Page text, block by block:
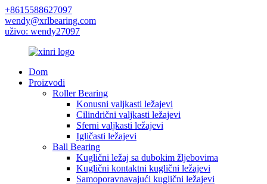
+8615588627097
wendy@xrlbearing.com
uživo: wendy27097
Dom
Proizvodi
Roller Bearing
Konusni valjkasti ležajevi
Cilindrični valjkasti ležajevi
Sferni valjkasti ležajevi
Igličasti ležajevi
Ball Bearing
Kuglični ležaj sa dubokim žljebovima
Kuglični kontaktni kuglični ležajevi
Samoporavnavajući kuglični ležajevi